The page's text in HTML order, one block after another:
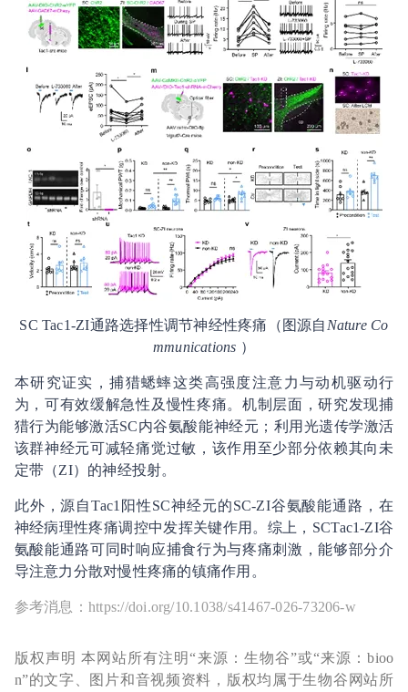
SC Tac1-ZI通路选择性调节神经性疼痛（图源自 Nature Co
mmunications ）
本研究证实，捕猎蟋蟀这类高强度注意力与动机驱动行
为，可有效缓解急性及慢性疼痛。机制层面，研究发现捕
猎行为能够激活SC内谷氨酸能神经元；利用光遗传学激活
该群神经元可减轻痛觉过敏，该作用至少部分依赖其向未
定带（ZI）的神经投射。
此外，源自Tac1阳性SC神经元的SC-ZI谷氨酸能通路，在
神经病理性疼痛调控中发挥关键作用。综上，SCTac1-ZI谷
氨酸能通路可同时响应捕食行为与疼痛刺激，能够部分介
导注意力分散对慢性疼痛的镇痛作用。
参考消息：https://doi.org/10.1038/s41467-026-73206-w
版权声明 本网站所有注明“来源：生物谷”或“来源：bioo
n”的文字、图片和音视频资料，版权均属于生物谷网站所